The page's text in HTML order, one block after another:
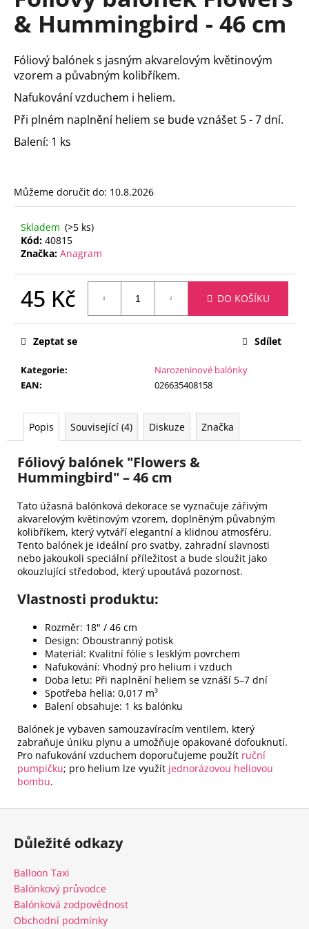
0,0
z
hvězdiček.
& Hummingbird - 46 cm
Fóliový balónek s jasným akvarelovým květinovým
vzorem a půvabným kolibříkem.
Nafukování vzduchem i heliem.
Při plném naplnění heliem se bude vznášet 5 - 7 dní.
Balení: 1 ks
Můžeme doručit do: 10.8.2026
Skladem (>5 ks)
Kód: 40815
Značka: Anagram
45 Kč DO KOŠÍKU
Kategorie:
Narozeninové balónky
EAN: 026635408158
Zeptat se Sdílet
Popis Související (4) Diskuze Značka
Fóliový balónek "Flowers &
Hummingbird" – 46 cm
Tato úžasná balónková dekorace se vyznačuje zářivým
akvarelovým květinovým vzorem, doplněným půvabným
kolibříkem, který vytváří elegantní a klidnou atmosféru.
Tento balónek je ideální pro svatby, zahradní slavnosti
nebo jakoukoli speciální příležitost a bude sloužit jako
okouzlující středobod, který upoutává pozornost.
Vlastnosti produktu:
Rozměr: 18" / 46 cm​
Design: Oboustranný potisk
Materiál: Kvalitní fólie s lesklým povrchem​
Nafukování: Vhodný pro helium i vzduch
​Doba letu: Při naplnění heliem se vznáší 5–7 dní​
Spotřeba helia: 0,017 m³
Balení obsahuje: 1 ks balónku​
Balónek je vybaven samouzavíracím ventilem, který
zabraňuje úniku plynu a umožňuje opakované dofouknutí.
Pro nafukování vzduchem doporučujeme použít ruční
pumpičku; pro helium lze využít jednorázovou heliovou
bombu.​
a
j
í
t
?
D
o
p
u
u
m
e
FÓLIOVÝ
BALÓN
ČÍSLICE
8
ČERNÁ
88
CM
105
Kč
Z
Důležité odkazy
Balloon Taxi
Balónkový průvodce
Balónková zodpovědnost
Obchodní podmínky